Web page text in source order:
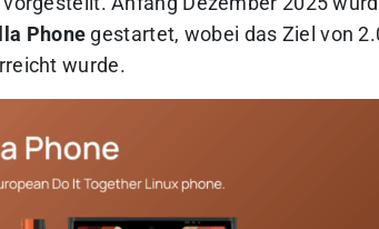
Phone gestartet, wobei das Ziel von
wurde.